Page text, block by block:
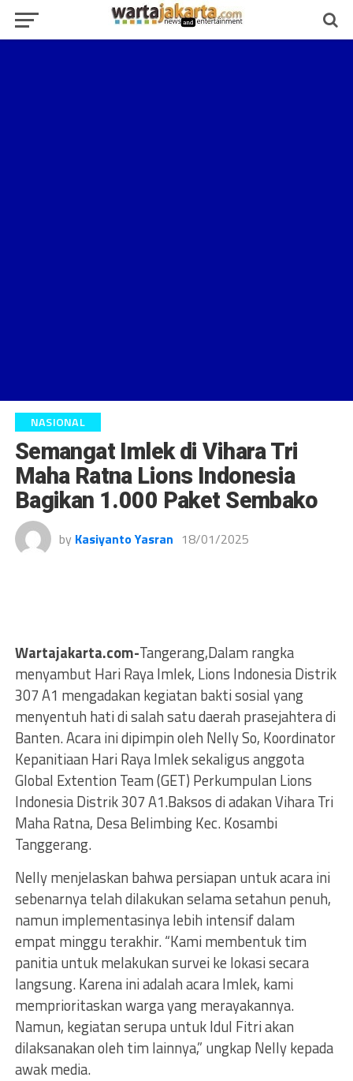
NASIONAL
Semangat Imlek di Vihara Tri
Maha Ratna Lions Indonesia
Bagikan 1.000 Paket Sembako
by Kasiyanto Yasran 18/01/2025
Wartajakarta.com-Tangerang,Dalam rangka
menyambut Hari Raya Imlek, Lions Indonesia Distrik
307 A1 mengadakan kegiatan bakti sosial yang
menyentuh hati di salah satu daerah prasejahtera di
Banten. Acara ini dipimpin oleh Nelly So, Koordinator
Kepanitiaan Hari Raya Imlek sekaligus anggota
Global Extention Team (GET) Perkumpulan Lions
Indonesia Distrik 307 A1.Baksos di adakan Vihara Tri
Maha Ratna, Desa Belimbing Kec. Kosambi
Tanggerang.
Nelly menjelaskan bahwa persiapan untuk acara ini
sebenarnya telah dilakukan selama setahun penuh,
namun implementasinya lebih intensif dalam
empat minggu terakhir. “Kami membentuk tim
panitia untuk melakukan survei ke lokasi secara
langsung. Karena ini adalah acara Imlek, kami
memprioritaskan warga yang merayakannya.
Namun, kegiatan serupa untuk Idul Fitri akan
dilaksanakan oleh tim lainnya,” ungkap Nelly kepada
awak media.